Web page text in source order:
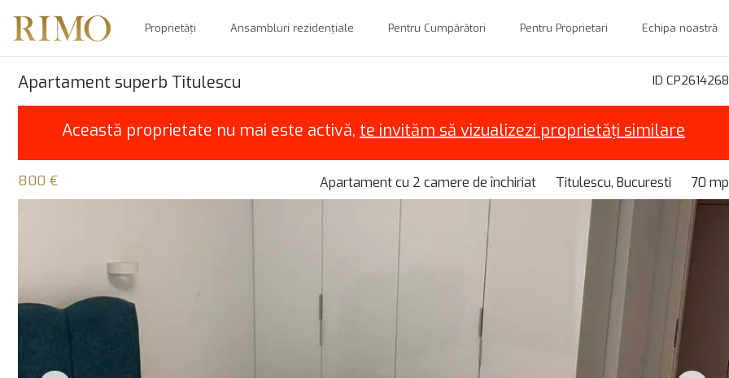
Proprietăți Ansambluri rezidențiale Pentru Cumpărători Pentru Proprietari Echipa noastră
ID CP2614268
Apartament superb Titulescu
Această proprietate nu mai este activă, te invităm să vizualizezi proprietăți similare
800 € Apartament cu 2 camere de închiriat Titulescu, Bucuresti 70 mp